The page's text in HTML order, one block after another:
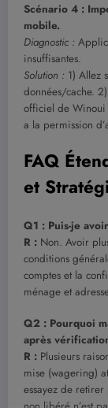
Scénario 4 :
mobile.
Diagnostic :
insuffisantes.
Solution : 1) Allez
données/cache.
officiel de Winoui
a la permission
FAQ
et
Q1 : Puis-je
R : Non. Avoir
conditions
comptes et la
ménage et
Q2 : Pourquoi
après
R : Plusieurs
mise (wagering)
essayez de retirer